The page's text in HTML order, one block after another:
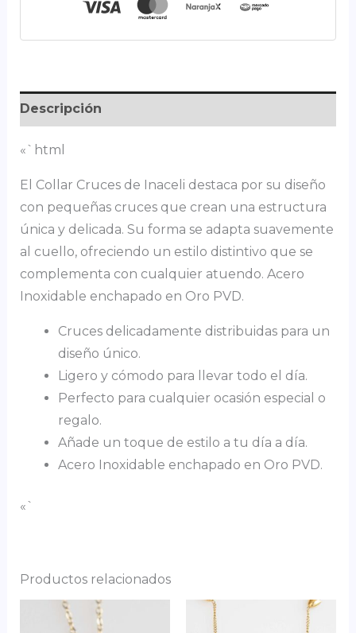
Descripción
«`html
El Collar Cruces de Inaceli destaca por su diseño
con pequeñas cruces que crean una estructura
única y delicada. Su forma se adapta suavemente
al cuello, ofreciendo un estilo distintivo que se
complementa con cualquier atuendo. Acero
Inoxidable enchapado en Oro PVD.
Cruces delicadamente distribuidas para un
diseño único.
Ligero y cómodo para llevar todo el día.
Perfecto para cualquier ocasión especial o
regalo.
Añade un toque de estilo a tu día a día.
Acero Inoxidable enchapado en Oro PVD.
«`
Productos relacionados